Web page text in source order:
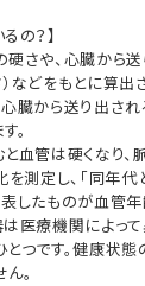
の？】
さや、心臓から
などをもとに算出
臓から送り出さ
。
血管は硬くなり、
を測定し、「同年
したものが血管年
医療機関によっ
つです。健康状
。